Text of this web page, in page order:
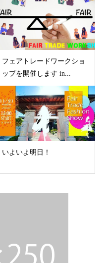
フェアトレードワークショ
ップを開催します in...
いよいよ明日！